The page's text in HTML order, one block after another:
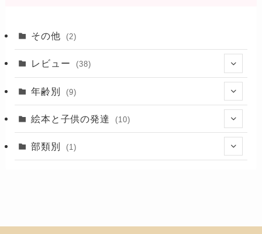
その他 (2)
レビュー (38)
(2)
年齢別 (9)
(7)
(6)
絵本と子供の発達 (10)
(5)
部類別 (1)